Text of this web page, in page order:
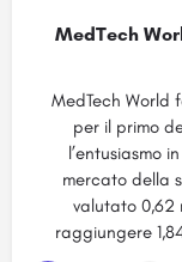
MedTech
MedTech
per il primo
l’entusiasmo
mercato della
valutato 0,62
raggiungere